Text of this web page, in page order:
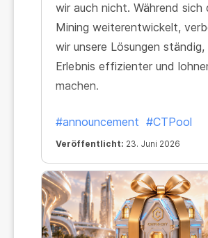
wir auch nicht. Während sich
Mining weiterentwickelt,
wir unsere Lösungen ständig,
Erlebnis effizienter und
machen.
#announcement #CTPool
Veröffentlicht: 23. Juni 2026